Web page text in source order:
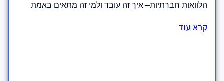
הלוואות חברתיות– איך זה עובד ולמי זה מתאים באמת
קרא עוד